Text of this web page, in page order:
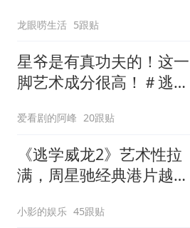
龙眼唠生活 5跟贴
星爷是有真功夫的！这一
脚艺术成分很高！＃逃学
爱看剧的阿峰 20跟贴
《逃学威龙2》艺术性拉
满，周星驰经典港片越品
小影的娱乐 45跟贴